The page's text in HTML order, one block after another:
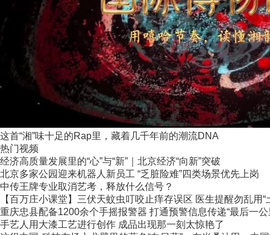
这首“湘”味十足的Rap里，藏着几千年前的潮流DNA
热门视频
经济高质量发展里的“心”与“新”｜北京经济“向新”突破
北京多家公园迎来机器人新员工 “乏脏险难”四类场景优先上岗
中传王牌专业取消艺考，释放什么信号？
【百万庄小课堂】三伏天蚊虫叮咬止痒存误区 医生提醒勿乱用“
重庆忠县配备1200余个手摇报警器 打通预警信息传递“最后一公
手艺人用大漆工艺进行创作 成品出现那一刻太惊艳了